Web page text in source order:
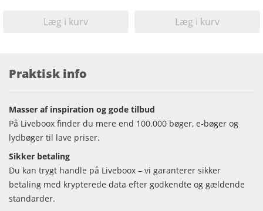
Læg i kurv Læg i kurv
Praktisk info
Masser af inspiration og gode tilbud
På Liveboox finder du mere end 100.000 bøger, e-bøger og
lydbøger til lave priser.
Sikker betaling
Du kan trygt handle på Liveboox – vi garanterer sikker
betaling med krypterede data efter godkendte og gældende
standarder.